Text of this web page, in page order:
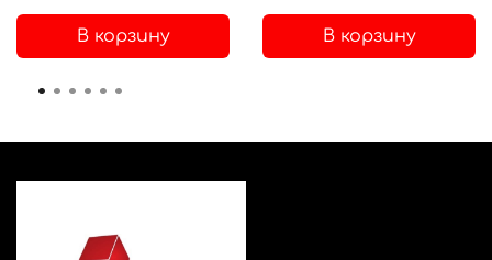
В корзину В корзину